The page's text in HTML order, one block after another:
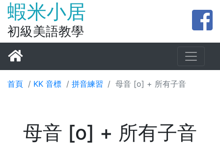
蝦米小居
初級美語教學
首頁 / KK 音標 / 拼音練習 / 母音 [o] + 所有子音
母音 [o] + 所有子音